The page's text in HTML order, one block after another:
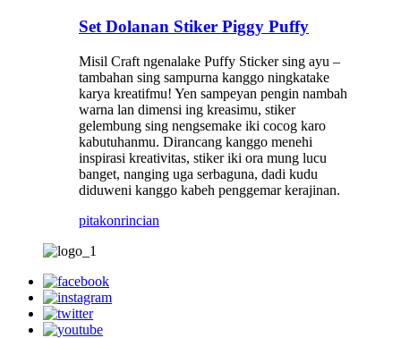
Set Dolanan Stiker Piggy Puffy
Misil Craft ngenalake Puffy Sticker sing ayu –
tambahan sing sampurna kanggo ningkatake
karya kreatifmu! Yen sampeyan pengin nambah
warna lan dimensi ing kreasimu, stiker
gelembung sing nengsemake iki cocog karo
kabutuhanmu. Dirancang kanggo menehi
inspirasi kreativitas, stiker iki ora mung lucu
banget, nanging uga serbaguna, dadi kudu
diduweni kanggo kabeh penggemar kerajinan.
pitakonrincian